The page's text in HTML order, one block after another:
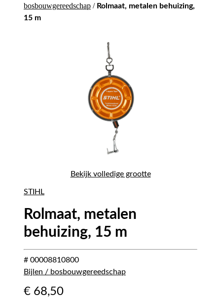
bosbouwgereedschap / Rolmaat, metalen behuizing,
15 m
Bekijk volledige grootte
STIHL
Rolmaat, metalen
behuizing, 15 m
# 00008810800
Bijlen / bosbouwgereedschap
€ 68,50